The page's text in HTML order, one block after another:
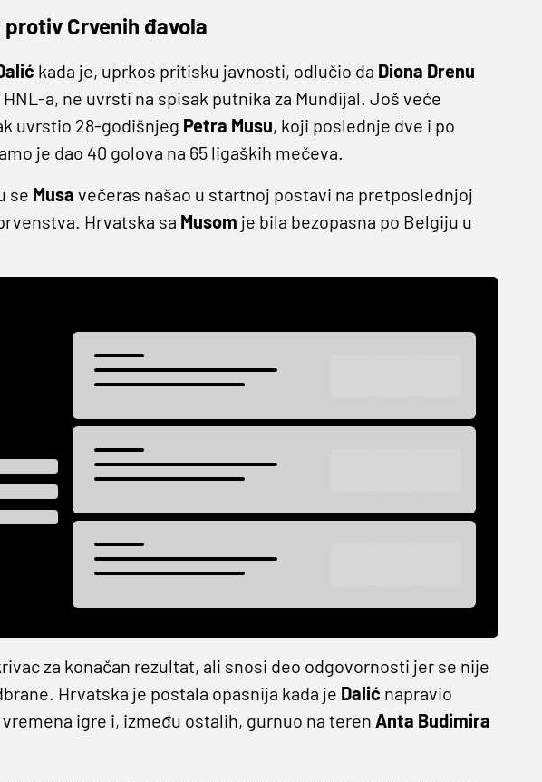
Crvenih đavola
kada je, uprkos pritisku javnosti, odlučio da Diona Drenu
a, ne uvrsti na spisak putnika za Mundijal. Još veće
uvrstio 28-godišnjeg Petra Musu, koji poslednje dve i po
je dao 40 golova na 65 ligaških mečeva.
se Musa večeras našao u startnoj postavi na pretposlednjoj
Hrvatska sa Musom je bila bezopasna po Belgiju u
za konačan rezultat, ali snosi deo odgovornosti jer se nije
Hrvatska je postala opasnija kada je Dalić napravio
igre i, između ostalih, gurnuo na teren Anta Budimira